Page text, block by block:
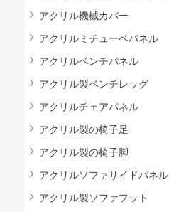
アクリル機械カバー
アクリルミチューベパネル
アクリルベンチパネル
アクリル製ベンチレッグ
アクリルチェアパネル
アクリル製の椅子足
アクリル製の椅子脚
アクリルソファサイドパネル
アクリル製ソファフット